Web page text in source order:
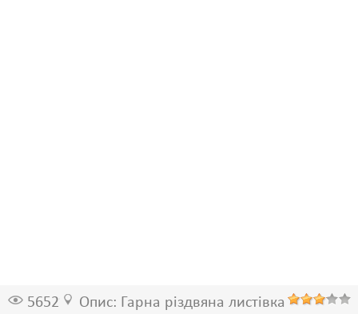
5652 Опис: Гарна різдвяна листівка